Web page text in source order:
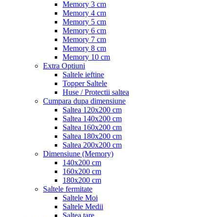
Memory 3 cm
Memory 4 cm
Memory 5 cm
Memory 6 cm
Memory 7 cm
Memory 8 cm
Memory 10 cm
Extra Optiuni
Saltele ieftine
Topper Saltele
Huse / Protectii saltea
Cumpara dupa dimensiune
Saltea 120x200 cm
Saltea 140x200 cm
Saltea 160x200 cm
Saltea 180x200 cm
Saltea 200x200 cm
Dimensiune (Memory)
140x200 cm
160x200 cm
180x200 cm
Saltele fermitate
Saltele Moi
Saltele Medii
Saltea tare